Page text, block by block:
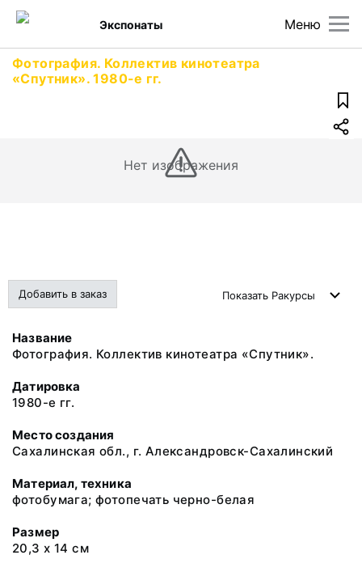
Меню
Экспонаты
Фотография. Коллектив кинотеатра
«Спутник». 1980-е гг.
Нет изображения
Добавить в заказ Показать Ракурсы
Название
Фотография. Коллектив кинотеатра «Спутник».
Датировка
1980-е гг.
Место создания
Сахалинская обл., г. Александровск-Сахалинский
Материал, техника
фотобумага; фотопечать черно-белая
Размер
20,3 х 14 см